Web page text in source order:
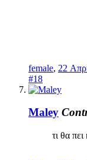
female, 22
#18
Maley
τι θα